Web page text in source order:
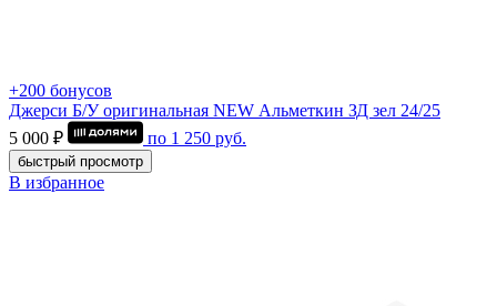
+200 бонусов
Джерси Б/У оригинальная NEW Альметкин ЗД зел 24/25
5 000 ₽
по 1 250 руб.
быстрый просмотр
В избранное